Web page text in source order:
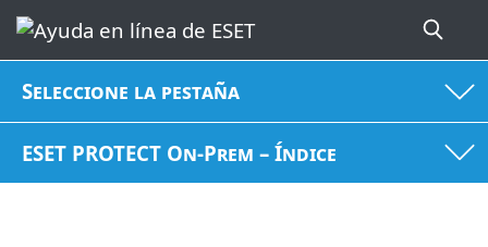
Seleccione la pestaña
ESET PROTECT On-Prem – Índice